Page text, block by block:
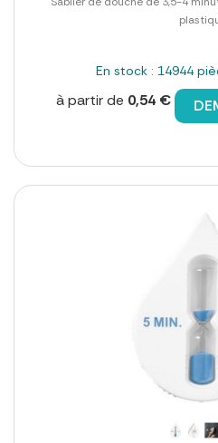
En stock : 14944
à partir de 0,54 €